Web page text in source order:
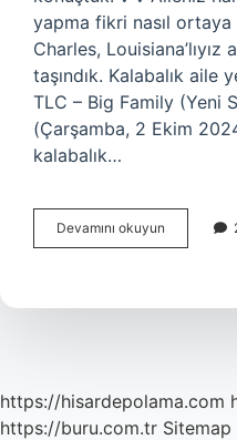
yapma fikri nasıl ortaya
Charles, Louisiana’lıyız
taşındık. Kalabalık aile
TLC – Big Family (Yeni
(Çarşamba, 2 Ekim
kalabalık…
Devamını okuyun
Kalabalık
Kişi
https://hisardepolama.com
https://buru.com.tr Sitemap